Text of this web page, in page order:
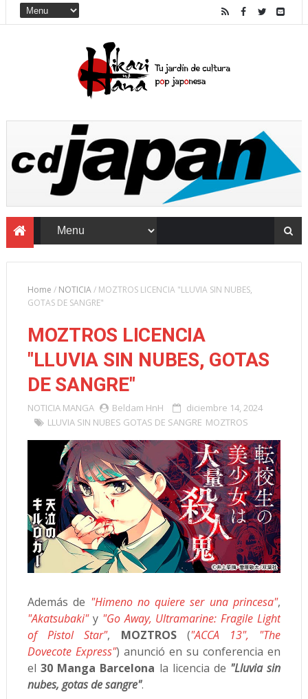
Home / NOTICIA/ MOZTROS LICENCIA "LLUVIA SIN NUBES,
GOTAS DE SANGRE"
MOZTROS LICENCIA
"LLUVIA SIN NUBES, GOTAS
DE SANGRE"
NOTICIA MANGA Beldam HnH
diciembre 14, 2024
LLUVIA SIN NUBES GOTAS DE SANGRE MOZTROS
Además de "Himeno no quiere ser una princesa",
"Akatsubaki" y "Go Away, Ultramarine: Fragile Light
of Pistol Star", MOZTROS ("ACCA 13", "The
Dovecote Express") anunció en su conferencia en
el30 Manga Barcelona la licencia de "Lluvia sin
nubes, gotas de sangre".